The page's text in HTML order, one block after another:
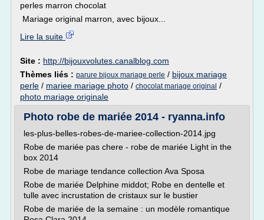
perles marron chocolat
Mariage original marron, avec bijoux...
Lire la suite
Site : http://bijouxvolutes.canalblog.com
Thèmes liés : parure bijoux mariage perle / bijoux mariage
perle / mariee mariage photo / chocolat mariage original /
photo mariage originale
Photo robe de mariée 2014 - ryanna.info
les-plus-belles-robes-de-mariee-collection-2014.jpg
Robe de mariée pas chere - robe de mariée Light in the
box 2014
Robe de mariage tendance collection Ava Sposa
Robe de mariée Delphine middot; Robe en dentelle et
tulle avec incrustation de cristaux sur le bustier
Robe de mariée de la semaine : un modèle romantique